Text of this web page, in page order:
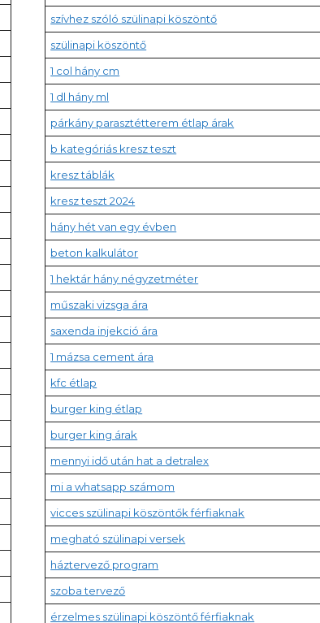
szívhez szóló szülinapi köszöntő
szülinapi köszöntő
1 col hány cm
1 dl hány ml
párkány parasztétterem étlap árak
b kategóriás kresz teszt
kresz táblák
kresz teszt 2024
hány hét van egy évben
beton kalkulátor
1 hektár hány négyzetméter
műszaki vizsga ára
saxenda injekció ára
1 mázsa cement ára
kfc étlap
burger king étlap
burger king árak
mennyi idő után hat a detralex
mi a whatsapp számom
vicces szülinapi köszöntők férfiaknak
megható szülinapi versek
háztervező program
szoba tervező
érzelmes szülinapi köszöntő férfiaknak